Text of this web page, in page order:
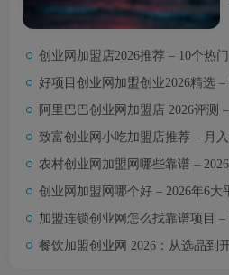
创业网加盟店2026推荐 – 10个热门项目月收益3-8万元真实对比
好项目创业网加盟创业2026精选 – 5万内热门项目月入3万
阿里巴巴创业网加盟店 2026评测 – 哪些项目值得加盟+真实费用全解析
致富创业网小吃加盟店推荐 – 月入过万的6类小吃项目及选址避
农村创业网加盟网哪些靠谱 – 2026年5大平台测评与避坑
创业网加盟网哪个好 – 2026年6大平台实测对比与选择
加盟连锁创业网怎么找靠谱项目 – 2026年避坑指南与推
餐饮加盟创业网 2026：从选品到开店，10万以内最值得加盟的7个餐饮品